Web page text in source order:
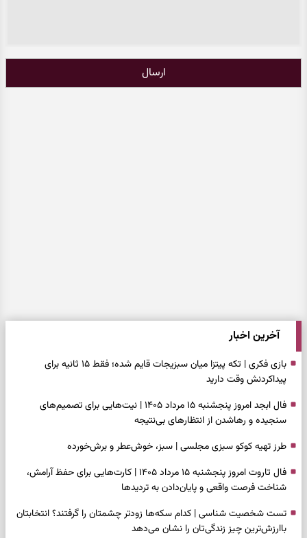
ارسال
آخرین اخبار
بازی فکری | تکه پیتزا میان سبزیجات قایم شده؛ فقط ۱۵ ثانیه برای
پیداکردنش وقت دارید
فال ابجد امروز پنجشنبه ۱۵ مرداد ۱۴۰۵ | نیت‌هایی برای تصمیم‌های
سنجیده و رهاشدن از انتظارهای بی‌نتیجه
طرز تهیه کوکو سبزی مجلسی | سبز، خوش‌عطر و برش‌خورده
فال تاروت امروز پنجشنبه ۱۵ مرداد ۱۴۰۵ | کارت‌هایی برای حفظ آرامش،
شناخت فرصت واقعی و پایان‌دادن به تردیدها
تست شخصیت شناسی | کدام سکه‌ها زودتر چشمتان را گرفتند؟ انتخابتان
باارزش‌ترین چیز زندگی‌تان را نشان می‌دهد